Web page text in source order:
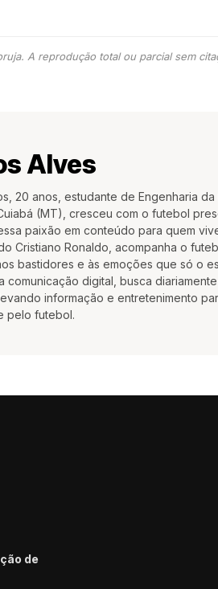
A reprodução total ou parcial sem
Alves
20 anos, estudante de Engenharia
(MT), cresceu com o futebol
paixão em conteúdo para quem
Cristiano Ronaldo, acompanha o
bastidores e às emoções que só o
comunicação digital, busca
informação e entretenimento
pelo futebol.
de